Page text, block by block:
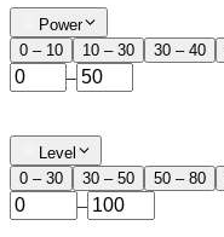
Power
0 – 10
10 – 30 30 – 40
–
Level
0 – 30
30 – 50 50 – 80
–